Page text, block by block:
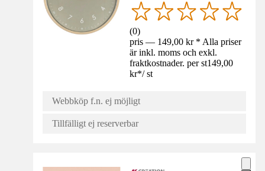
(0)
pris — 149,00 kr * Alla priser
är inkl. moms och exkl.
fraktkostnader. per st149,00
kr*/ st
Webbköp f.n. ej möjligt
Tillfälligt ej reserverbar